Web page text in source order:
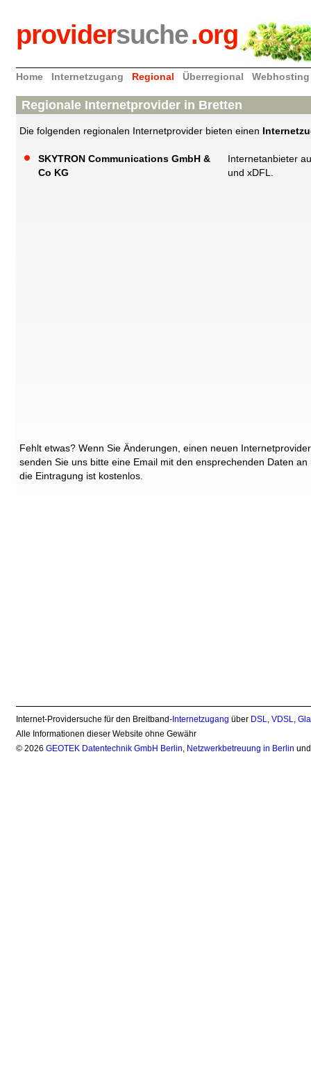
providersuche.org
Home Internetzugang Regional Überregional Webhosting
Regionale Internetprovider in Bretten
Die folgenden regionalen Internetprovider bieten einen
SKYTRON Communications GmbH &
Co KG
Internetanbieter
und xDFL.
Fehlt etwas? Wenn Sie Änderungen, einen neuen
senden Sie uns bitte eine Email mit den ensprechenden Daten an
die Eintragung ist kostenlos.
Internet-Providersuche für den Breitband- Internetzugang über DSL,VDSL,
Alle Informationen dieser Website ohne Gewähr
© 2026GEOTEK Datentechnik GmbH Berlin, Netzwerkbetreuung in Berlin